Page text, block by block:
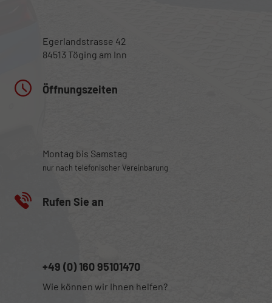
Egerlandstrasse 42
84513 Töging am Inn
Öffnungszeiten
Montag bis Samstag
nur nach telefonischer Vereinbarung
Rufen Sie an
+49 (0) 160 95101470
Wie können wir Ihnen helfen?